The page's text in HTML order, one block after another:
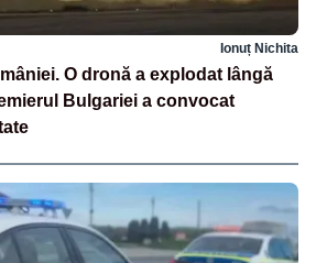
Ionuț Nichita
O dronă a explodat lângă
Bulgariei a convocat